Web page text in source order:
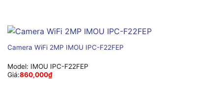
Camera WiFi 2MP IMOU IPC-F22FEP
Model: IMOU IPC-F22FEP
Giá:860,000₫